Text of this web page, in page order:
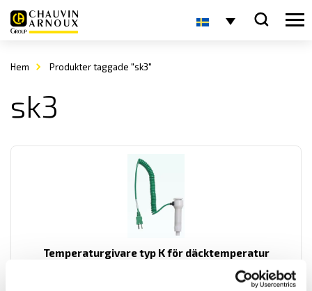
Hem Produkter taggade "sk3"
sk3
Temperaturgivare typ K för däcktemperatur
PeakControl är en temperaturgivare speciellt utvecklad för att mäta
däcktemperaturer. Försedd med minikontakt typ k.